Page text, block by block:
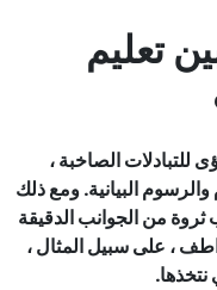
تعليم
للتبادلات الصاخبة ،
البيانية. ومع ذلك
ثروة من الجوانب الدقيقة
، على سبيل المثال ،
نتخذها.